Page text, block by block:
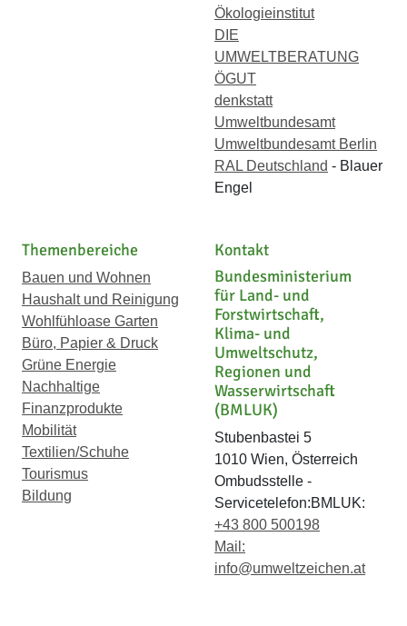
Ökologieinstitut
DIE
UMWELTBERATUNG
ÖGUT
denkstatt
Umweltbundesamt
Umweltbundesamt Berlin
RAL Deutschland - Blauer
Engel
Themenbereiche
Bauen und Wohnen
Haushalt und Reinigung
Wohlfühloase Garten
Büro, Papier & Druck
Grüne Energie
Nachhaltige
Finanzprodukte
Mobilität
Textilien/Schuhe
Tourismus
Bildung
Kontakt
Bundesministerium
für Land- und
Forstwirtschaft,
Klima- und
Umweltschutz,
Regionen und
Wasserwirtschaft
(BMLUK)
Stubenbastei 5
1010 Wien, Österreich
Ombudsstelle -
Servicetelefon:BMLUK:
+43 800 500198
Mail:
info@umweltzeichen.at